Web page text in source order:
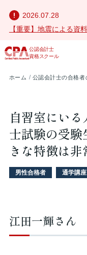
2026.07.28
【重要】地震による資
公認会計士
資格スクール
ホーム 公認会計士の合格者
自習室にい
士試験の受
きな特徴は
男性合格者 通学講
江田一輝さん